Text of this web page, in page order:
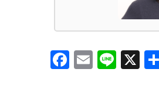
Facebook
EmailLine
X